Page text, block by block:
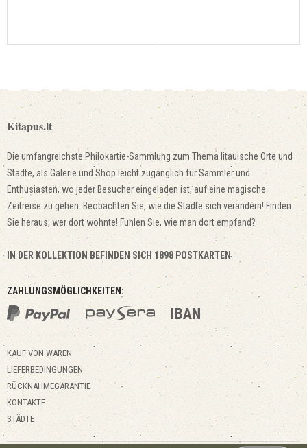
Kitapus.lt
Die umfangreichste Philokartie-Sammlung zum Thema litauische Orte und
Städte, als Galerie und Shop leicht zugänglich für Sammler und
Enthusiasten, wo jeder Besucher eingeladen ist, auf eine magische
Zeitreise zu gehen. Beobachten Sie, wie die Städte sich verändern! Finden
Sie heraus, wer dort wohnte! Fühlen Sie, wie man dort empfand?
IN DER KOLLEKTION BEFINDEN SICH 1898 POSTKARTEN
ZAHLUNGSMÖGLICHKEITEN:
KAUF VON WAREN
LIEFERBEDINGUNGEN
RÜCKNAHMEGARANTIE
KONTAKTE
STÄDTE